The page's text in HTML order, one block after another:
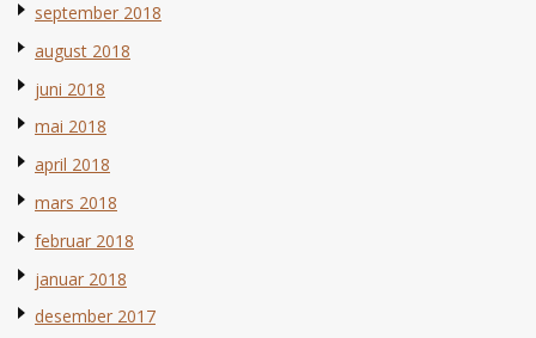
september 2018
august 2018
juni 2018
mai 2018
april 2018
mars 2018
februar 2018
januar 2018
desember 2017